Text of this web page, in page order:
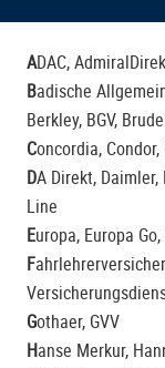
ADAC,
Badische
Berkley, BGV,
Concordia, Condor,
DA Direkt, Daimler,
Line
Europa, Europa Go
F
Gothaer, GVV
Hanse Merkur,